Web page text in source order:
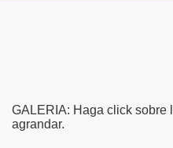
GALERIA: Haga click sobre
agrandar.